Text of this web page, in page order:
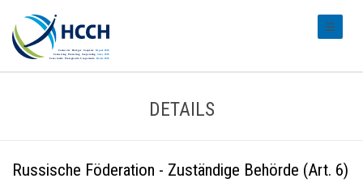
DETAILS
Russische Föderation - Zuständige Behörde (Art. 6)